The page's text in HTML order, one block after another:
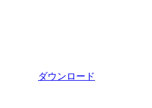
ダウンロード